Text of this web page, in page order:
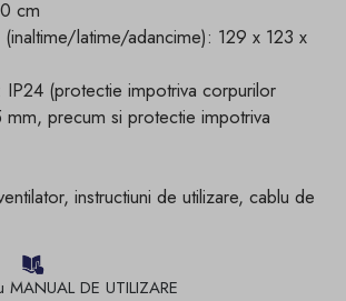
cm
latime/adancime): 129 x 123 x
(protectie impotriva corpurilor
precum si protectie impotriva
instructiuni de utilizare, cablu de
DE UTILIZARE